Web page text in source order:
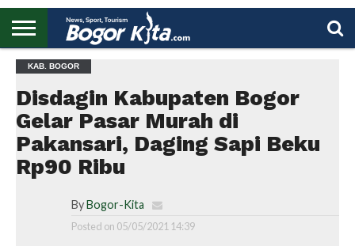
BOGOR
REGIONAL
NASIONAL
PENDIDIKAN
WISATA
OLAHRAGA
LAPORAN
PROFIL
KAB. BOGOR
Disdagin Kabupaten Bogor
Gelar Pasar Murah di
Pakansari, Daging Sapi Beku
Rp90 Ribu
By Bogor-Kita
Posted on 05/05/2021 14:39